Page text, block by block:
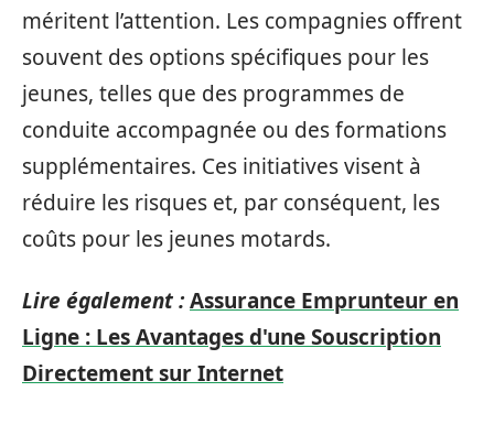
méritent l’attention. Les compagnies offrent
souvent des options spécifiques pour les
jeunes, telles que des programmes de
conduite accompagnée ou des formations
supplémentaires. Ces initiatives visent à
réduire les risques et, par conséquent, les
coûts pour les jeunes motards.
Lire également :Assurance Emprunteur en
Ligne : Les Avantages d'une Souscription
Directement sur Internet